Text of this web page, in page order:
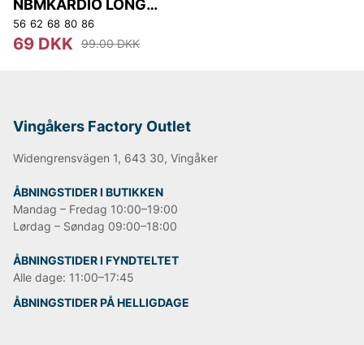
NBMKARDIO LONG
JOHN
56 62 68 80 86
69 DKK 99.00 DKK
Vingåkers Factory Outlet
Widengrensvägen 1, 643 30, Vingåker
ÅBNINGSTIDER I BUTIKKEN
Mandag – Fredag 10:00–19:00
Lørdag – Søndag 09:00–18:00
ÅBNINGSTIDER I FYNDTELTET
Alle dage: 11:00–17:45
ÅBNINGSTIDER PÅ HELLIGDAGE